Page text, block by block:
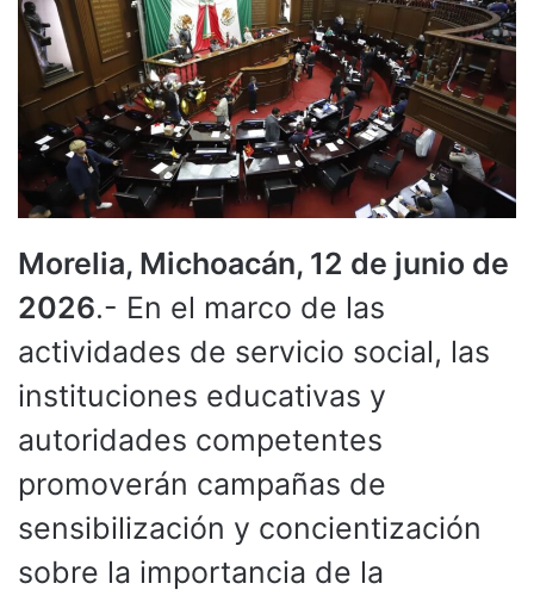
Morelia, Michoacán, 12 de junio de
2026.- En el marco de las
actividades de servicio social, las
instituciones educativas y
autoridades competentes
promoverán campañas de
sensibilización y concientización
sobre la importancia de la